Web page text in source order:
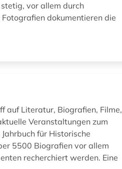
vor allem durch
dokumentieren die
auf Literatur, Biografien, Filme,
Veranstaltungen zum
für Historische
5500 Biografien vor allem
recherchiert werden. Eine